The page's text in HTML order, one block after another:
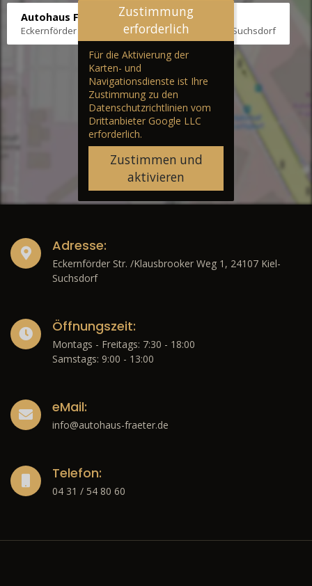
Autohaus Fräter
Eckernförder Str. /Klausbrooker Weg 1, 24107 Kiel-Suchsdorf
Zustimmung
erforderlich
Für die Aktivierung der
Karten- und
Navigationsdienste ist Ihre
Zustimmung zu den
Datenschutzrichtlinien vom
Drittanbieter Google LLC
erforderlich.
Zustimmen und
aktivieren
Adresse:
Eckernförder Str. /Klausbrooker Weg 1, 24107 Kiel-
Suchsdorf
Öffnungszeit:
Montags - Freitags: 7:30 - 18:00
Samstags: 9:00 - 13:00
eMail:
info@autohaus-fraeter.de
Telefon:
04 31 / 54 80 60